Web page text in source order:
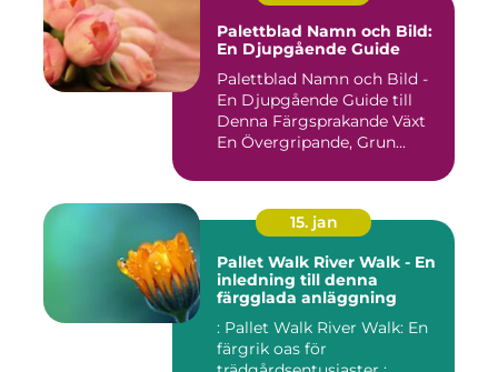
Palettblad Namn och Bild:
En Djupgående Guide
Palettblad Namn och Bild -
En Djupgående Guide till
Denna Färgsprakande Växt
En Övergripande, Grun...
15. jan
Pallet Walk River Walk - En
inledning till denna
färgglada anläggning
: Pallet Walk River Walk: En
färgrik oas för